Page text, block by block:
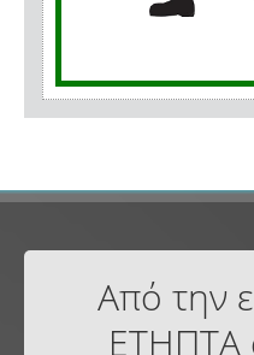
Από την
ΕΤΗΠΤΑ